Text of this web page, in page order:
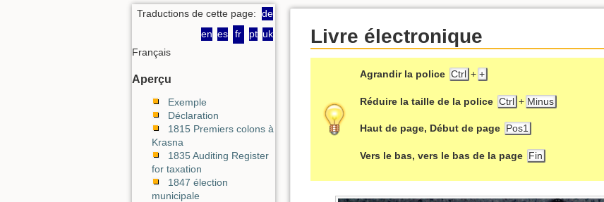
Traductions de cette page: de
en es fr pt uk
Français
Aperçu
Exemple
Déclaration
1815 Premiers colons à
Krasna
1835 Auditing Register
for taxation
1847 élection
municipale
Livre électronique
Agrandir la police Ctrl + +
Réduire la taille de la police Ctrl + Minus
Haut de page, Début de page Pos1
Vers le bas, vers le bas de la page Fin